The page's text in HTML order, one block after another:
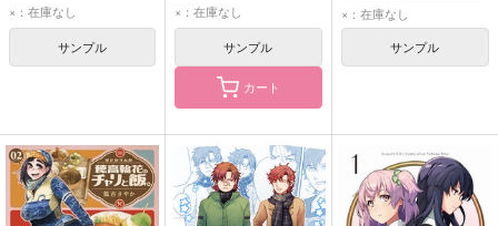
×：在庫なし
サンプル
×：在庫なし
サンプル
カート
×：在庫なし
サンプル